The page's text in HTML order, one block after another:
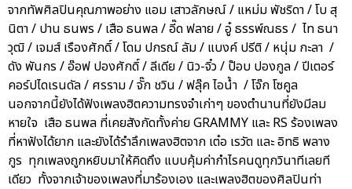
จากทัพศิลปินคุณภาพอย่าง แอม เสาวลักษณ์ / แหม่ม พัชริดา / โบ สุ
นิตา / ปาน ธนพร / เสือ ธนพล / อี๊ด ฟลาย / อู๋ ธรรพ์ณธร / ไท ธนา
วุฒิ / เจมส์ เรืองศักดิ์ / โดม ปกรณ์ ลัม / แบงค์ ปรีติ / หนุ่ม กะลา /
ดัง พันกร / อ๊อฟ ปองศักดิ์ / ลีเดีย / นิว-จิ๋ว / ป๊อบ ปองกูล / ปีเตอร์
คอร์ปไดเรนดัล / ศรราม / จั๊ก ชวิน / ฟลุ๊ค ไอน้ำ / โจ๊ก โซคูล
นอกจากนี้ยังได้ฟังเพลงฮิตความทรงจำเก่าๆ ของตำนานที่ยังมีลม
หายใจ เสือ ธนพล ที่เคยสังกัดทั้งค่าย GRAMMY และ RS ร้องเพลง
ที่หาฟังได้ยาก และยังได้รำลึกเพลงฮิตจาก เต๋อ เรวัต และ อิทธิ พลาง
กูร ทุกเพลงถูกหยิบมาให้คิดถึง แบบคุ้มค่ากำไรคนดูทุกวินาทีเลยที
เดียว ทั้งจากเจ้าของเพลงที่มาร้องเอง และเพลงฮิตของศิลปินท่า